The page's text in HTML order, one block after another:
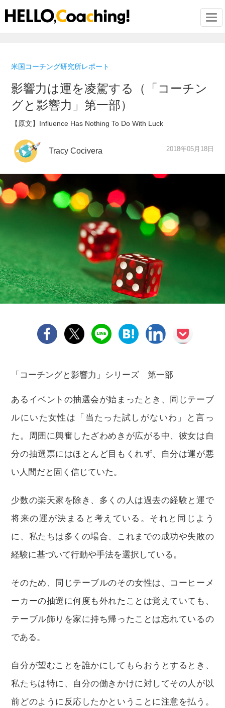
米国コーチング研究所レポート
影響力は運を凌駕する（「コーチン
グと影響力」第一部）
【原文】Influence Has Nothing To Do With Luck
Tracy Cocivera 2018年05月18日
「コーチングと影響力」シリーズ 第一部
あるイベントの抽選会が始まったとき、同じテーブ
ルにいた女性は「当たった試しがないわ」と言っ
た。周囲に興奮したざわめきが広がる中、彼女は自
分の抽選票にはほとんど目もくれず、自分は運が悪
い人間だと固く信じていた。
少数の楽天家を除き、多くの人は過去の経験と運で
将来の運が決まると考えている。それと同じよう
に、私たちは多くの場合、これまでの成功や失敗の
経験に基づいて行動や手法を選択している。
そのため、同じテーブルのその女性は、コーヒーメ
ーカーの抽選に何度も外れたことは覚えていても、
テーブル飾りを家に持ち帰ったことは忘れているの
である。
自分が望むことを誰かにしてもらおうとするとき、
私たちは特に、自分の働きかけに対してその人が以
前どのように反応したかということに注意を払う。